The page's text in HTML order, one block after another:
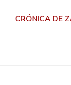
CRÓNICA DE